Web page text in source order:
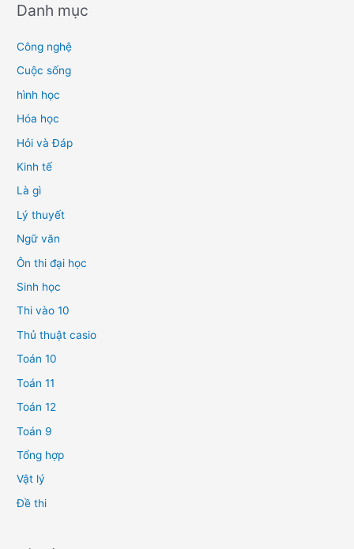
Danh mục
Công nghệ
Cuộc sống
hình học
Hóa học
Hỏi và Đáp
Kinh tế
Là gì
Lý thuyết
Ngữ văn
Ôn thi đại học
Sinh học
Thi vào 10
Thủ thuật casio
Toán 10
Toán 11
Toán 12
Toán 9
Tổng hợp
Vật lý
Đề thi